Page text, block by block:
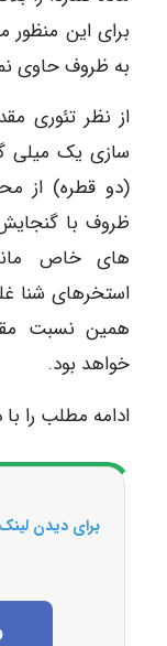
برای این منظور
به ظروف حاوی
از نظر تئوری
های خاص
استخرهای شنا
همین نسبت
خواهد بود.
ادامه مطلب را
برای دیدن